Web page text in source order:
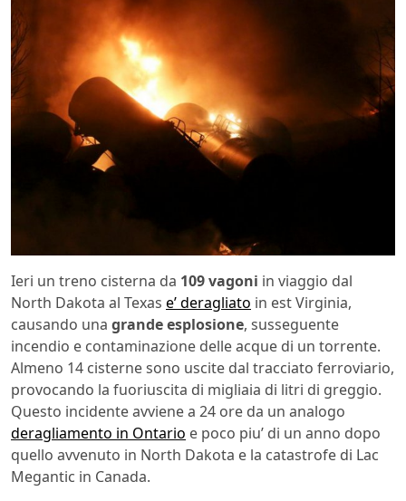
Ieri un treno cisterna da 109 vagoni in viaggio dal
North Dakota al Texas e’ deragliato in est Virginia,
causando una grande esplosione, susseguente
incendio e contaminazione delle acque di un torrente.
Almeno 14 cisterne sono uscite dal tracciato ferroviario,
provocando la fuoriuscita di migliaia di litri di greggio.
Questo incidente avviene a 24 ore da un analogo
deragliamento in Ontario e poco piu’ di un anno dopo
quello avvenuto in North Dakota e la catastrofe di Lac
Megantic in Canada.